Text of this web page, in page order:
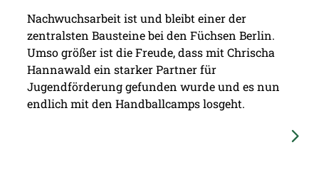
Nachwuchsarbeit ist und bleibt einer der
zentralsten Bausteine bei den Füchsen Berlin.
Umso größer ist die Freude, dass mit Chrischa
Hannawald ein starker Partner für
Jugendförderung gefunden wurde und es nun
endlich mit den Handballcamps losgeht.